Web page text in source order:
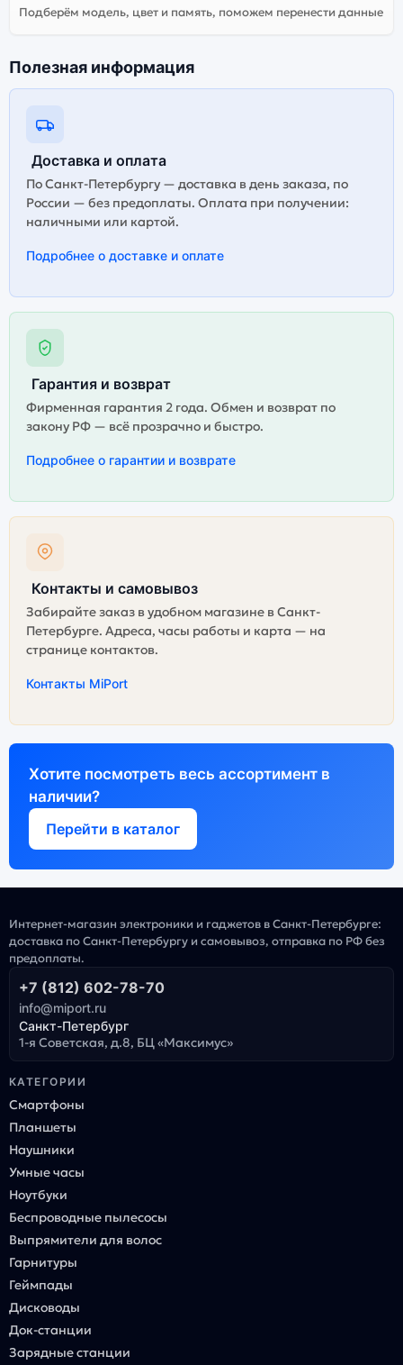
Подберём модель, цвет и память, поможем перенести данные
Полезная информация
Доставка и оплата
По Санкт-Петербургу — доставка в день заказа, по
России — без предоплаты. Оплата при получении:
наличными или картой.
Подробнее о доставке и оплате
Гарантия и возврат
Фирменная гарантия 2 года. Обмен и возврат по
закону РФ — всё прозрачно и быстро.
Подробнее о гарантии и возврате
Контакты и самовывоз
Забирайте заказ в удобном магазине в Санкт-
Петербурге. Адреса, часы работы и карта — на
странице контактов.
Контакты MiPort
Хотите посмотреть весь ассортимент в
наличии?
Перейти в каталог
Интернет-магазин электроники и гаджетов в Санкт-Петербурге:
доставка по Санкт-Петербургу и самовывоз, отправка по РФ без
предоплаты.
+7 (812) 602-78-70
info@miport.ru
Санкт-Петербург
1-я Советская, д.8, БЦ «Максимус»
КАТЕГОРИИ
Смартфоны
Планшеты
Наушники
Умные часы
Ноутбуки
Беспроводные пылесосы
Выпрямители для волос
Гарнитуры
Геймпады
Дисководы
Док-станции
Зарядные станции